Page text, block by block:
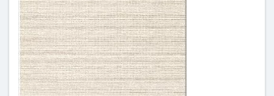
Коллекция
Azori